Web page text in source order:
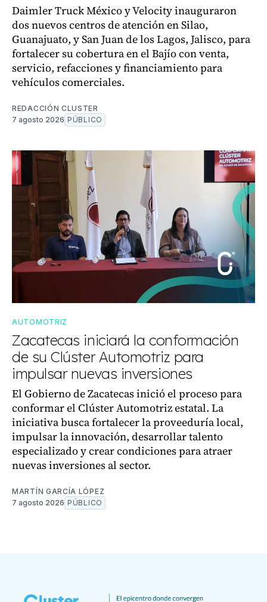
Daimler Truck México y Velocity inauguraron
dos nuevos centros de atención en Silao,
Guanajuato, y San Juan de los Lagos, Jalisco, para
fortalecer su cobertura en el Bajío con venta,
servicio, refacciones y financiamiento para
vehículos comerciales.
REDACCIÓN CLUSTER
7 agosto 2026 PÚBLICO
AUTOMOTRIZ
Zacatecas iniciará la conformación
de su Clúster Automotriz para
impulsar nuevas inversiones
El Gobierno de Zacatecas inició el proceso para
conformar el Clúster Automotriz estatal. La
iniciativa busca fortalecer la proveeduría local,
impulsar la innovación, desarrollar talento
especializado y crear condiciones para atraer
nuevas inversiones al sector.
MARTÍN GARCÍA LÓPEZ
7 agosto 2026 PÚBLICO